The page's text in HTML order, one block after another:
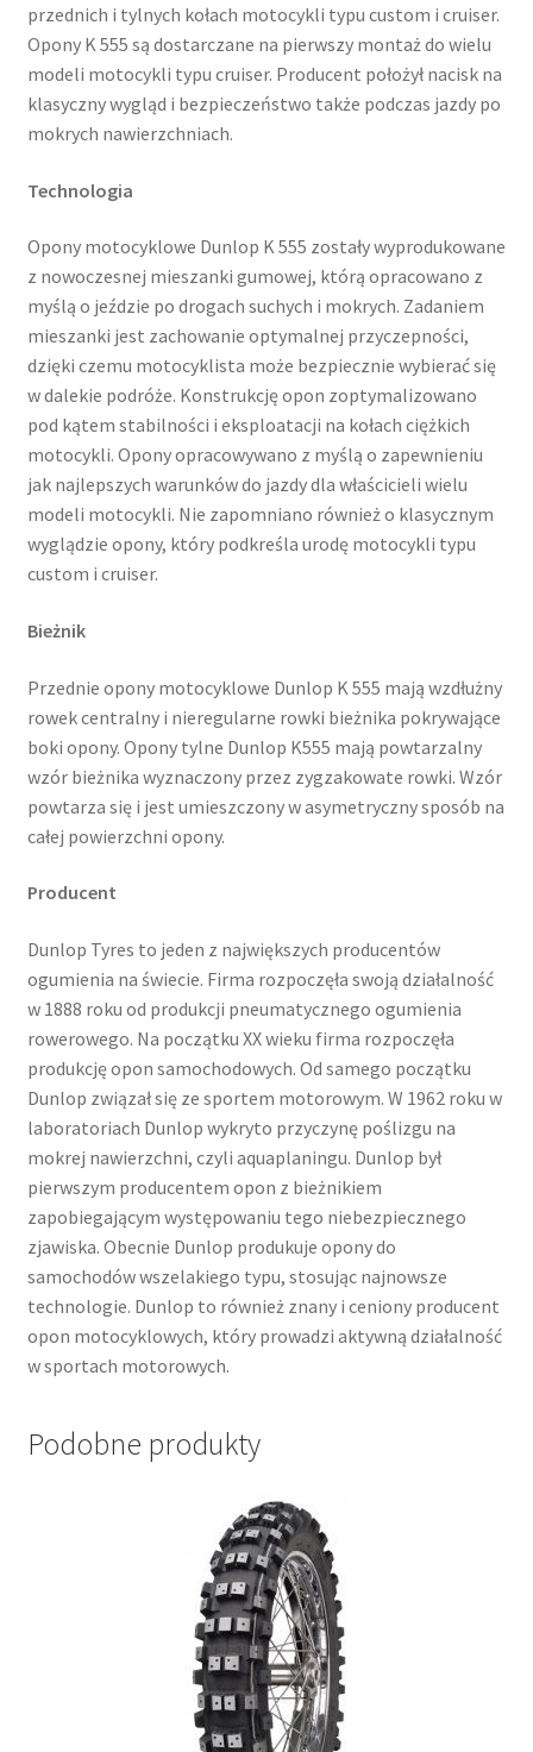
przednich i tylnych kołach motocykli typu custom i cruiser.
Opony K 555 są dostarczane na pierwszy montaż do wielu
modeli motocykli typu cruiser. Producent położył nacisk na
klasyczny wygląd i bezpieczeństwo także podczas jazdy po
mokrych nawierzchniach.
Technologia
Opony motocyklowe Dunlop K 555 zostały wyprodukowane
z nowoczesnej mieszanki gumowej, którą opracowano z
myślą o jeździe po drogach suchych i mokrych. Zadaniem
mieszanki jest zachowanie optymalnej przyczepności,
dzięki czemu motocyklista może bezpiecznie wybierać się
w dalekie podróże. Konstrukcję opon zoptymalizowano
pod kątem stabilności i eksploatacji na kołach ciężkich
motocykli. Opony opracowywano z myślą o zapewnieniu
jak najlepszych warunków do jazdy dla właścicieli wielu
modeli motocykli. Nie zapomniano również o klasycznym
wyglądzie opony, który podkreśla urodę motocykli typu
custom i cruiser.
Bieżnik
Przednie opony motocyklowe Dunlop K 555 mają wzdłużny
rowek centralny i nieregularne rowki bieżnika pokrywające
boki opony. Opony tylne Dunlop K555 mają powtarzalny
wzór bieżnika wyznaczony przez zygzakowate rowki. Wzór
powtarza się i jest umieszczony w asymetryczny sposób na
całej powierzchni opony.
Producent
Dunlop Tyres to jeden z największych producentów
ogumienia na świecie. Firma rozpoczęła swoją działalność
w 1888 roku od produkcji pneumatycznego ogumienia
rowerowego. Na początku XX wieku firma rozpoczęła
produkcję opon samochodowych. Od samego początku
Dunlop związał się ze sportem motorowym. W 1962 roku w
laboratoriach Dunlop wykryto przyczynę poślizgu na
mokrej nawierzchni, czyli aquaplaningu. Dunlop był
pierwszym producentem opon z bieżnikiem
zapobiegającym występowaniu tego niebezpiecznego
zjawiska. Obecnie Dunlop produkuje opony do
samochodów wszelakiego typu, stosując najnowsze
technologie. Dunlop to również znany i ceniony producent
opon motocyklowych, który prowadzi aktywną działalność
w sportach motorowych.
Podobne produkty